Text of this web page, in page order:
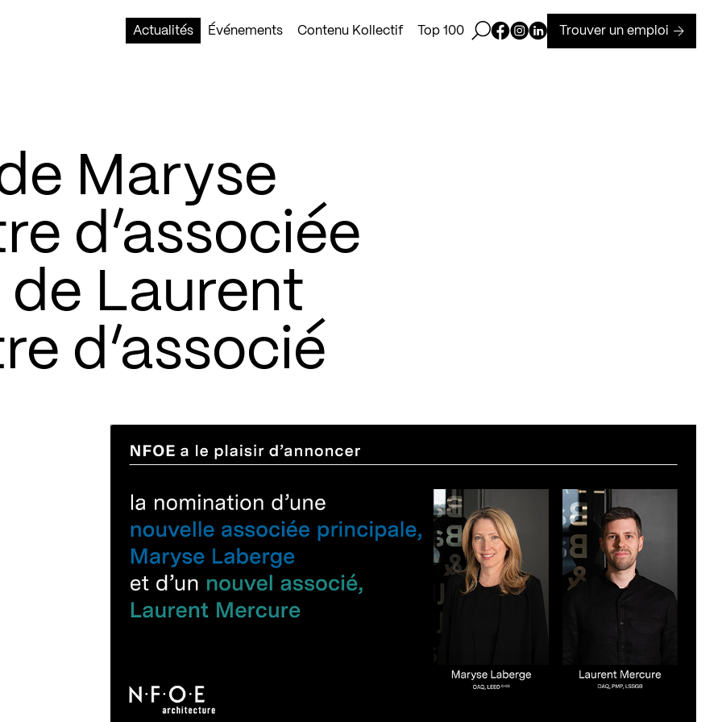
Actualités Événements Contenu Kollectif Top 100 Ouvrir la barre de recherche
Page Facebook de Kollectif
Page Instagram de Kollectif
Page Linkedin de Kollectif
Trouver un emploi
Maryse
d’associée
Laurent
d’associé